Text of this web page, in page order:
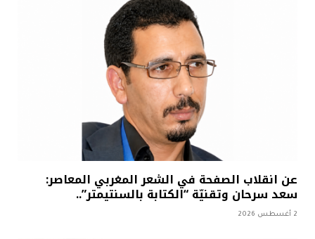
عن انقلاب الصفحة في الشعر المغربي المعاصر:
سعد سرحان وتقنيّة “الكتابة بالسنتيمتر”..
2 أغسطس 2026